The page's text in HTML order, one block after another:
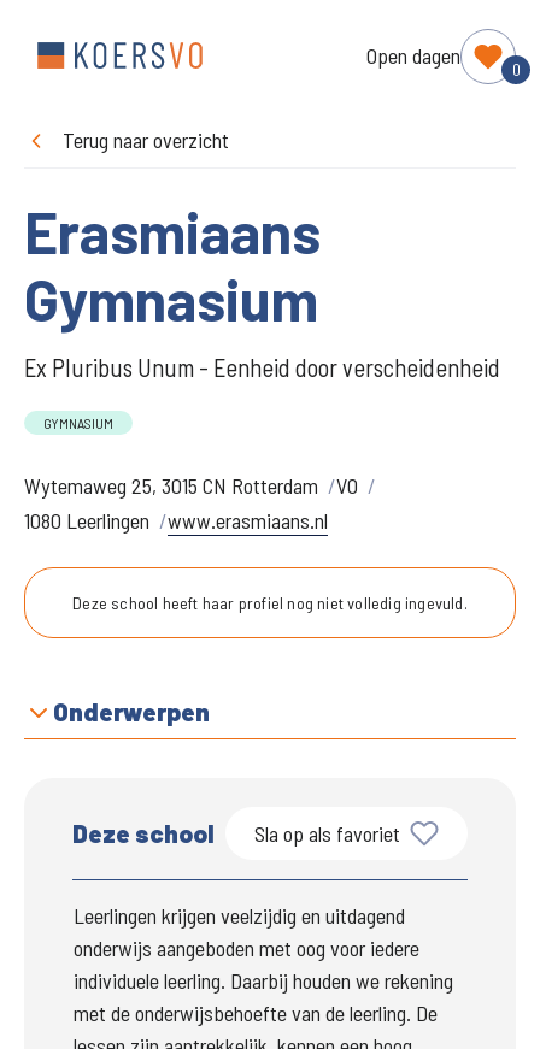
Open dagen
0
Terug naar overzicht
Erasmiaans
Gymnasium
Ex Pluribus Unum - Eenheid door verscheidenheid
GYMNASIUM
Wytemaweg 25, 3015 CN Rotterdam
VO
1080 Leerlingen
www.erasmiaans.nl
Deze school heeft haar profiel nog niet volledig ingevuld.
Onderwerpen
Deze school Sla op als favoriet
Leerlingen krijgen veelzijdig en uitdagend
onderwijs aangeboden met oog voor iedere
individuele leerling. Daarbij houden we rekening
met de onderwijsbehoefte van de leerling. De